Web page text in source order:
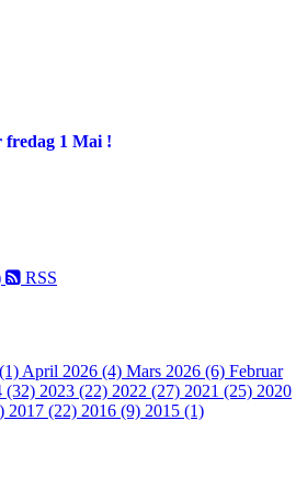
fredag 1 Mai !
RSS
April 2026 (4) Mars 2026 (6) Februar
(32) 2023 (22) 2022 (27) 2021 (25) 2020
2017 (22) 2016 (9) 2015 (1)